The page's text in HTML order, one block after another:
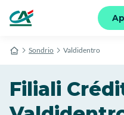
Sondrio Valdidentro
Filiali